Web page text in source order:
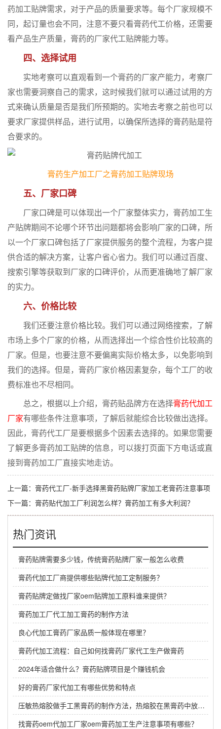
药加工贴牌需求，对于产品的质量要求等。每个厂家规模不
同，起订量也会不同，注意不要只看膏药代工价格，还需要
看产品生产质量，膏药的厂家代工贴牌能力等。
四、选择试用
实地考察可以直观看到一个膏药的厂家产能力，考察厂
家也需要洞察自己的需求，这时候我们就可以通过试用的方
式来确认质量是否是我们所预期的。实地去考察之前也可以
要求厂家提供样品，进行试用，以确保所选择的膏药贴是符
合要求的。
膏药生产加工厂之膏药加工贴牌现场
五、厂家口碑
厂家口碑是可以体现出一个厂家整体实力，膏药加工生
产贴牌期间不论哪个环节出问题都将会影响厂家的口碑，所
以一个厂家口碑包括了厂家提供服务的整个流程，为客户提
供合适的解决方案，让客户省心省力。我们可以通过百度、
搜索引擎等获取到厂家的口碑评价，从而更准确地了解厂家
的实力。
六、价格比较
我们还要注意价格比较。我们可以通过网络搜索，了解
市场上多个厂家的价格，从而选择出一个综合性价比较高的
厂家。但是，也要注意不要偏离实际价格太多，以免影响到
我们的选择。但是，膏药厂家价格因素复杂，每个工厂的收
费标准也不尽相同。
总之，根据以上介绍，膏药贴品牌方在选择膏药代加工
厂家有哪些条件注意事项，了解后就能综合比较做出选择。
因此，膏药代工厂是要根据多个因素去选择的。如果您需要
了解更多膏药加工贴牌的信息，可以拨打页面下方电话或直
接到膏药加工厂直接实地走访。
上一篇： 膏药代工厂-新手选择黑膏药贴牌厂家加工老膏药注意事项
下一篇： 膏药贴代加工厂利润怎么样？膏药加工有多大利润？
热门资讯
膏药贴牌需要多少钱，传统膏药贴牌厂家一般怎么收费
膏药代加工厂商提供哪些贴牌代加工定制服务？
膏药贴牌定做找厂家oem贴牌加工原料谁来提供？
膏药加工厂代工加工膏药的制作方法
良心代加工膏药厂家品质一般体现在哪里？
膏药代加工流程：自己如何找膏药厂家代工生产做膏药
2024年适合做什么？膏药贴牌项目是个赚钱机会
好的膏药厂家代加工有哪些优势和特点
压敏热熔胶做手工黑膏药的制作方法，热熔胶在黑膏药中放多少？
找膏药oem代加工厂家oem膏药加工生产注意事项有哪些？